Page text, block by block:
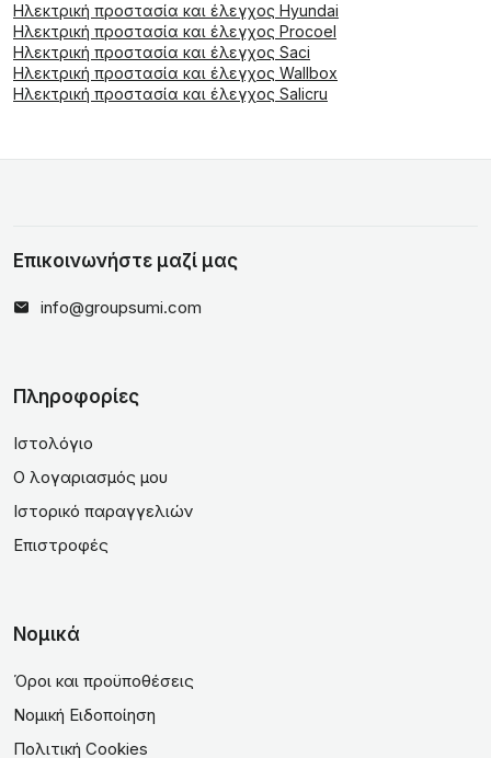
Ηλεκτρική προστασία και έλεγχος Hyundai
Ηλεκτρική προστασία και έλεγχος Procoel
Ηλεκτρική προστασία και έλεγχος Saci
Ηλεκτρική προστασία και έλεγχος Wallbox
Ηλεκτρική προστασία και έλεγχος Salicru
Επικοινωνήστε μαζί μας
info@groupsumi.com
Πληροφορίες
Ιστολόγιο
Ο λογαριασμός μου
Ιστορικό παραγγελιών
Επιστροφές
Νομικά
Όροι και προϋποθέσεις
Νομική Ειδοποίηση
Πολιτική Cookies